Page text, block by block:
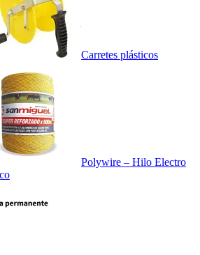
Carretes plásticos
Polywire – Hilo Electro